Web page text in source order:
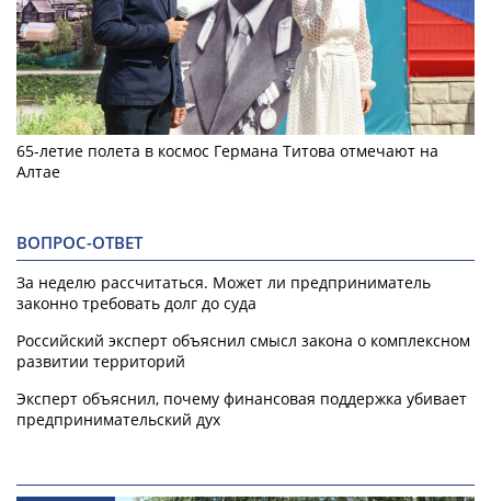
65-летие полета в космос Германа Титова отмечают на
Алтае
ВОПРОС-ОТВЕТ
За неделю рассчитаться. Может ли предприниматель
законно требовать долг до суда
Российский эксперт объяснил смысл закона о комплексном
развитии территорий
Эксперт объяснил, почему финансовая поддержка убивает
предпринимательский дух